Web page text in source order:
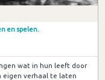
en spelen.
wat in hun leeft door
eigen verhaal te laten